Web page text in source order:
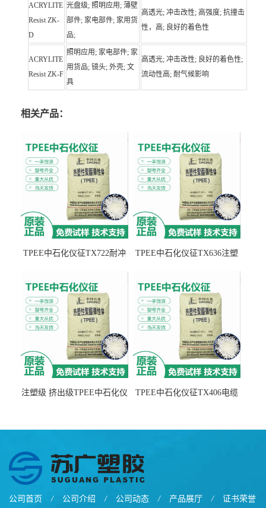
ACRYLITE
Resist ZK-
D
光盘级; 照明应用; 薄壁
部件; 家电部件; 家用货
品;
高透光; 冲击改性; 高强度; 抗撞击
性，高; 良好的着色性
ACRYLITE
Resist ZK-F
照明应用; 家电部件; 家
用货品; 镜头; 外壳; 文
具
高透光; 冲击改性; 良好的着色性;
流动性高; 耐气候影响
相关产品：
TPEE中石化仪征TX722耐冲
TPEE中石化仪征TX636注塑
注塑级 挤出级TPEE中石化仪
TPEE中石化仪征TX406电缆
公司首页 / 公司介绍 / 公司动态 / 产品展厅 / 证书荣誉